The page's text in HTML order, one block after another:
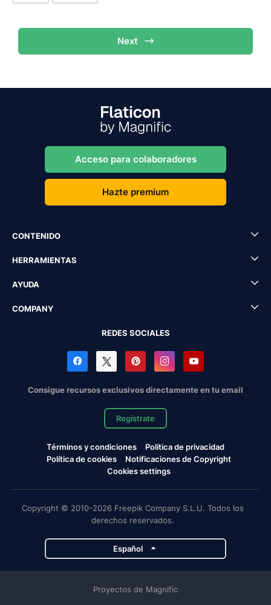
Next
Acceso para colaboradores
Hazte premium
CONTENIDO
HERRAMIENTAS
AYUDA
COMPANY
REDES SOCIALES
Consigue recursos exclusivos directamente en tu email
Regístrate
Términos y condiciones
Política de privacidad
Política de cookies
Notificaciones de Copyright
Cookies settings
Copyright © 2010-2026 Freepik Company S.L.U. Todos los
derechos reservados.
Español
Proyectos de Magnific